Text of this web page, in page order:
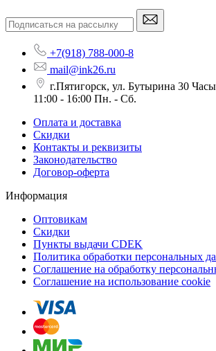
+7(918) 788-000-8
mail@ink26.ru
г.Пятигорск, ул. Бутырина 30
11:00 - 16:00 Пн. - Сб.
Оплата и доставка
Скидки
Контакты и реквизиты
Законодательство
Договор-оферта
Информация
Оптовикам
Скидки
Пункты выдачи CDEK
Политика обработки персональных
Соглашение на обработку
Соглашение на использование cookie